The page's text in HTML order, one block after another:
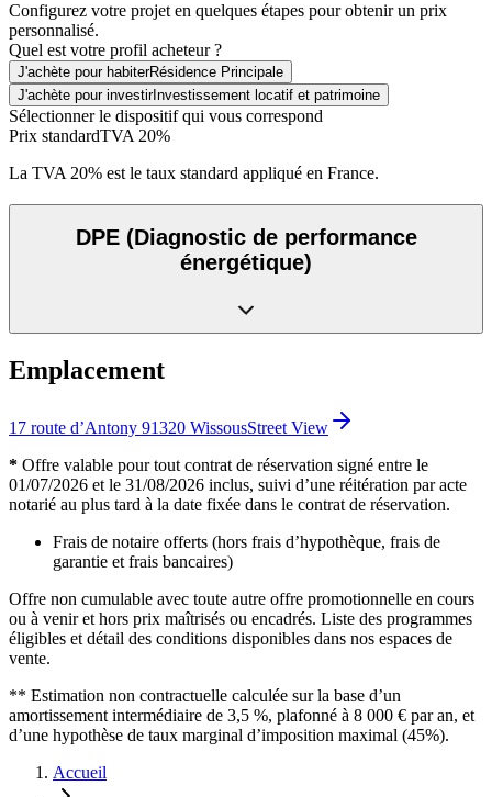
Configurez votre projet en quelques étapes pour obtenir un prix
personnalisé.
Quel est votre profil acheteur ?
J'achète pour habiterRésidence Principale
J'achète pour investirInvestissement locatif et patrimoine
Sélectionner le dispositif qui vous correspond
Prix standardTVA 20%
La TVA 20% est le taux standard appliqué en France.
DPE (Diagnostic de performance
énergétique)
Emplacement
17 route d’Antony 91320 WissousStreet View
* Offre valable pour tout contrat de réservation signé entre le
01/07/2026 et le 31/08/2026 inclus, suivi d’une réitération par acte
notarié au plus tard à la date fixée dans le contrat de réservation.
Frais de notaire offerts (hors frais d’hypothèque, frais de
garantie et frais bancaires)
Offre non cumulable avec toute autre offre promotionnelle en cours
ou à venir et hors prix maîtrisés ou encadrés. Liste des programmes
éligibles et détail des conditions disponibles dans nos espaces de
vente.
** Estimation non contractuelle calculée sur la base d’un
amortissement intermédiaire de 3,5 %, plafonné à 8 000 € par an, et
d’une hypothèse de taux marginal d’imposition maximal (45%).
Accueil